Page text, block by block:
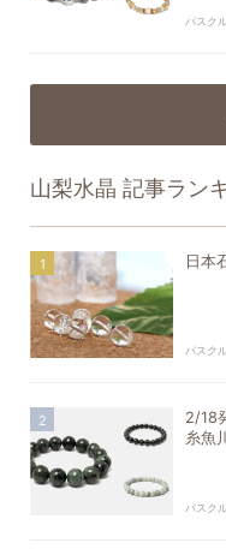
パスク
山梨水晶 記事ラン
日本
パスク
2/18
糸魚
パスク